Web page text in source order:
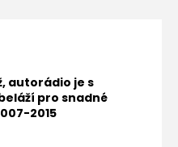
autorádio je s
pro snadné
2015